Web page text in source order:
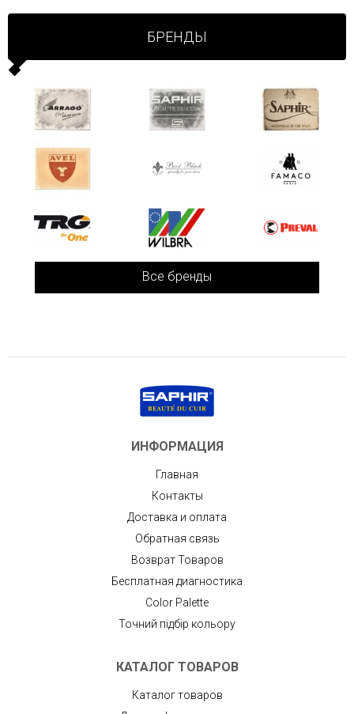
БРЕНДЫ
Все бренды
ИНФОРМАЦИЯ
Главная
Контакты
Доставка и оплата
Обратная связь
Возврат Товаров
Бесплатная диагностика
Color Palette
Точний підбір кольору
КАТАЛОГ ТОВАРОВ
Каталог товаров